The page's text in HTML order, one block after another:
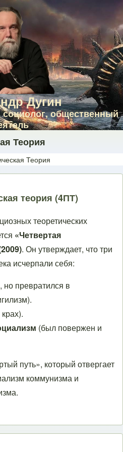
Дугин
общественный
Теория
Теория
теория (4ПТ)
теоретических
«Четвертая
. Он утверждает, что три
исчерпали себя:
но превратился в
(был повержен и
путь», который отвергает
коммунизма и